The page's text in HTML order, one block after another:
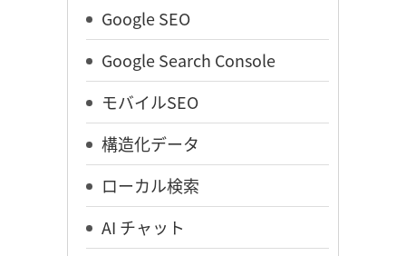
Google SEO
Google Search Console
モバイルSEO
構造化データ
ローカル検索
AI チャット